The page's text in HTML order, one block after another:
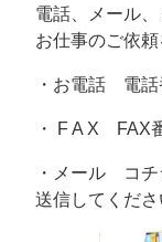
電話、メール
お仕事のご依頼
・お電話 電
・ F A X FAX
・メール コ
送信してくださ